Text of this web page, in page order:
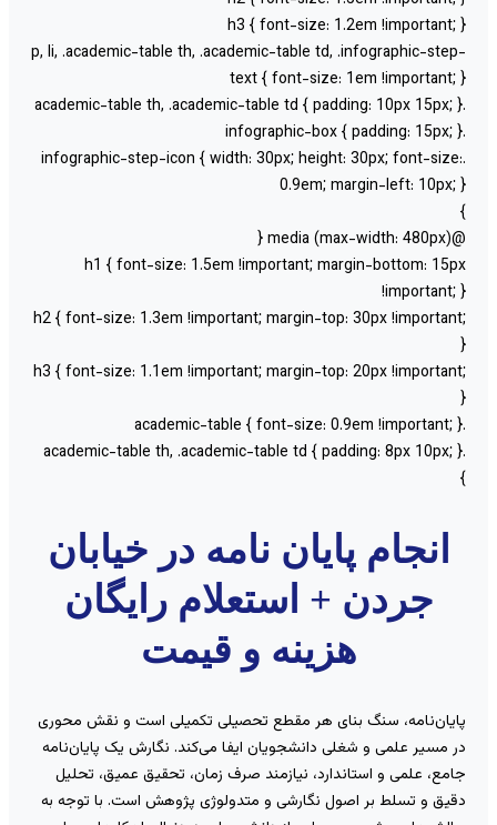
h3 { font-size: 1.2em !important;
p, li, .academic-table th, .academic-table td, .infographic-
text { font-size: 1em !important;
.infographic-step-icon { width: 30px; height: 30px; font-size:
0.9em; margin-left: 10px;
h1 { font-size: 1.5em !important; margin-bottom:
!important;
h2 { font-size: 1.3em !important; margin-top: 30px
h3 { font-size: 1.1em !important; margin-top: 20px
انجام پایان نامه در خیابان
جردن + استعلام رایگان
هزینه و قیمت
سنگ بنای هر مقطع تحصیلی تکمیلی است و نقش محوری
مسیر علمی و شغلی دانشجویان ایفا می‌کند. نگارش یک پایان‌نامه
علمی و استاندارد، نیازمند صرف زمان، تحقیق عمیق، تحلیل
و تسلط بر اصول نگارشی و متدولوژی پژوهش است. با توجه به